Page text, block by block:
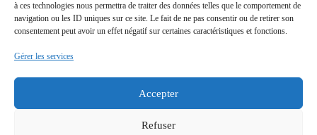
à ces technologies nous permettra de traiter des données telles que le comportement de
navigation ou les ID uniques sur ce site. Le fait de ne pas consentir ou de retirer son
consentement peut avoir un effet négatif sur certaines caractéristiques et fonctions.
Gérer les services
Accepter
Refuser
Coordination Infirmiers
Libéraux Cannes/Le Cannet
depositphotos